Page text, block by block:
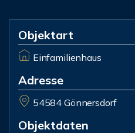
Objektart
Einfamilienhaus
Adresse
54584 Gönnersdorf
Objektdaten